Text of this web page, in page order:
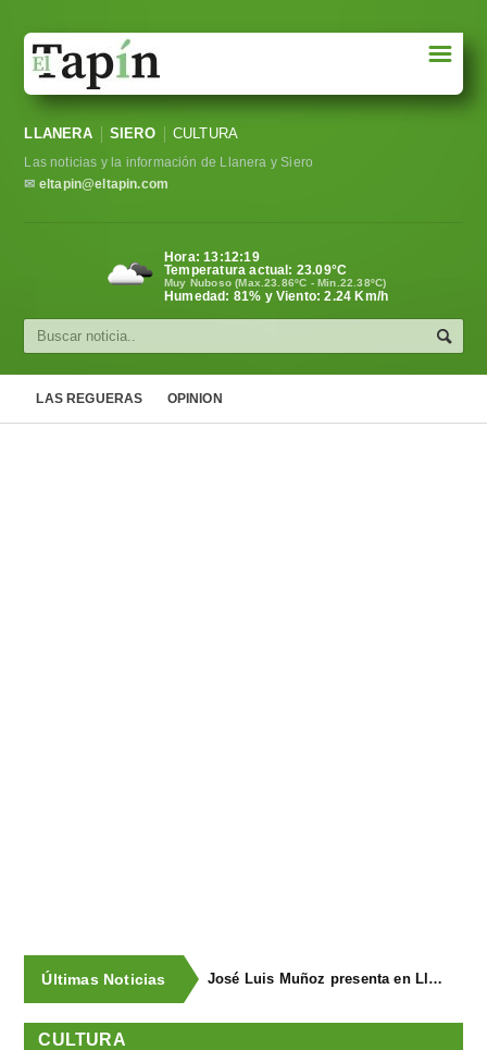
Sociedad
Política
Cultura
☰
LLANERA SIERO CULTURA
Las noticias y la información de Llanera y Siero
✉ eltapin@eltapin.com
Hora:13:12:20
Temperatura actual: 23.09°C
Muy Nuboso (Max.23.86ºC - Min.22.38ºC)
Humedad: 81% y Viento: 2.24 Km/h
LAS REGUERAS OPINION
Últimas Noticias José Luis Muñoz presenta en Llanegra "Libertad" y el libro homenaje "El corredor de fondo"
CULTURA